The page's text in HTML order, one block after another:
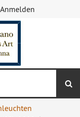
Anmelden